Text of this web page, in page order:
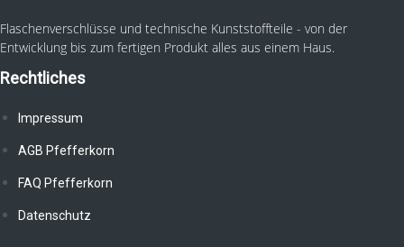
Flaschenverschlüsse und technische Kunststoffteile - von der
Entwicklung bis zum fertigen Produkt alles aus einem Haus.
Rechtliches
Impressum
AGB Pfefferkorn
FAQ Pfefferkorn
Datenschutz